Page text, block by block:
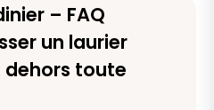
– FAQ
un laurier
dehors toute